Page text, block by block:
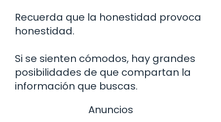
Recuerda que la honestidad provoca
honestidad.
Si se sienten cómodos, hay grandes
posibilidades de que compartan la
información que buscas.
Anuncios